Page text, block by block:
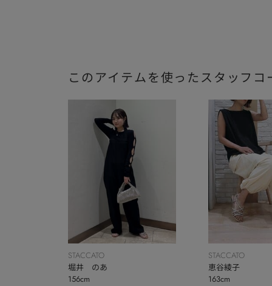
このアイテムを使ったスタッフコ
STACCATO
堀井 のあ
156cm
STACCATO
恵谷綾子
163cm